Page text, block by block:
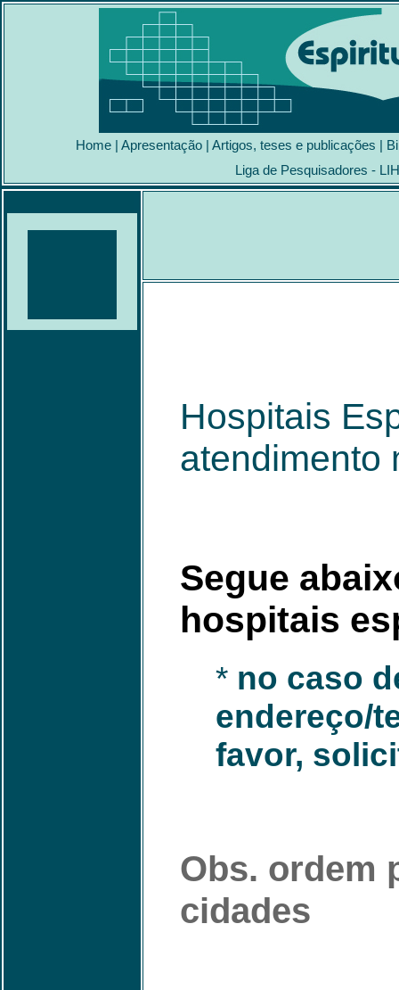
Home | Apresentação | Artigos, teses e publicações |
Liga de Pesquisadores -
Hospitais
atendimento
Segue
hospitais
* no caso
endereço/
favor,
Obs. ordem
cidades